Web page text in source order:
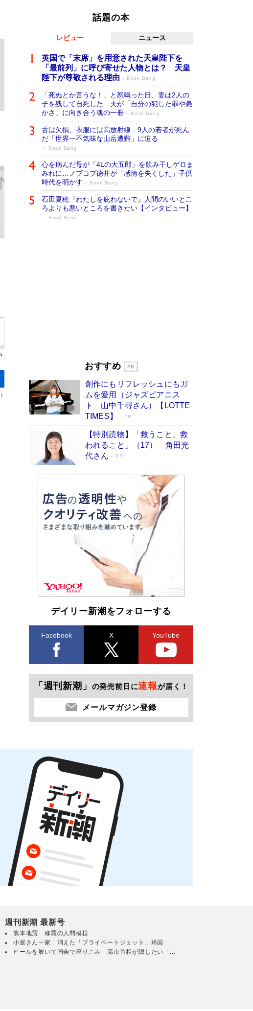
話題の本
レビュー ニュース
英国で「末席」を用意された天皇陛下を
「最前列」に呼び寄せた人物とは？ 天皇
陛下が尊敬される理由
Book Bang
「死ぬとか言うな！」と怒鳴った日、妻は2人の
子を残して自死した…夫が「自分の犯した罪や愚
かさ」に向き合う魂の一冊
Book Bang
舌は欠損、衣服には高放射線…9人の若者が死ん
だ「世界一不気味な山岳遭難」に迫る
Book Bang
心を病んだ母が「4Lの大五郎」を飲み干しゲロま
みれに…ノブコブ徳井が「感情を失くした」子供
時代を明かす
Book Bang
石田夏穂『わたしを庇わないで』人間のいいとこ
ろよりも悪いところを書きたい【インタビュー】
Book Bang
和田秀樹の70代、80代向け新書がベスト3を独
占 上半期1位にも選出［新書ベストセラー］
Book Bang
おすすめ
創作にもリフレッシュにもガ
ムを愛用（ジャズピアニス
ト 山中千尋さん）【LOTTE
TIMES】
PR
【特別読物】「救うこと、救
われること」（17） 角田光
代さん
PR
デイリー新潮をフォローする
Facebook X YouTube
「週刊新潮」 の発売前日に速報が届く！
メールマガジン登録
週刊新潮 最新号
熊本地震 修羅の人間模様
小室さん一家 消えた「プライベートジェット」帰国
ヒールを履いて国会で座りこみ 高市首相が隠したい「...